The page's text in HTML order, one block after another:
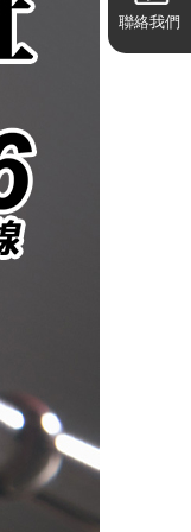
聯絡我們